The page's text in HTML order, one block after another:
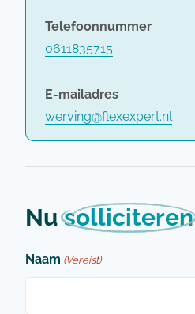
Telefoonnummer
0611835715
E-mailadres
werving@flexexpert.nl
Nusolliciteren
Naam (Vereist)